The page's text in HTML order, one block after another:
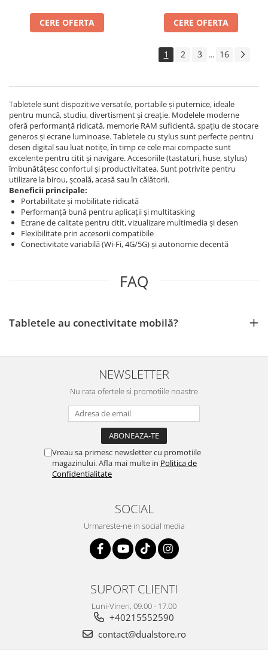
SIM
CERE OFERTA
SIM
CERE OFERTA
1 2 3 ... 16
Tabletele sunt dispozitive versatile, portabile și puternice, ideale
pentru muncă, studiu, divertisment și creație. Modelele moderne
oferă performanță ridicată, memorie RAM suficientă, spațiu de stocare
generos și ecrane luminoase. Tabletele cu stylus sunt perfecte pentru
desen digital sau luat notițe, în timp ce cele mai compacte sunt
excelente pentru citit și navigare. Accesoriile (tastaturi, huse, stylus)
îmbunătățesc confortul și productivitatea. Sunt potrivite pentru
utilizare la birou, școală, acasă sau în călătorii.
Beneficii principale:
Portabilitate și mobilitate ridicată
Performanță bună pentru aplicații și multitasking
Ecrane de calitate pentru citit, vizualizare multimedia și desen
Flexibilitate prin accesorii compatibile
Conectivitate variabilă (Wi‑Fi, 4G/5G) și autonomie decentă
FAQ
Tabletele au conectivitate mobilă?
NEWSLETTER
Nu rata ofertele si promotiile noastre
Vreau sa primesc newsletter cu promotiile
magazinului. Afla mai multe in Politica de
Confidentialitate
SOCIAL
Urmareste-ne in social media
SUPORT CLIENTI
Luni-Vineri, 09.00 - 17.00
+40215552590
contact@dualstore.ro